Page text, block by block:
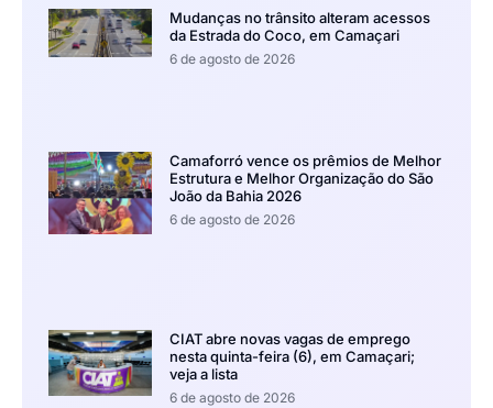
Mudanças no trânsito alteram acessos
da Estrada do Coco, em Camaçari
6 de agosto de 2026
Camaforró vence os prêmios de Melhor
Estrutura e Melhor Organização do São
João da Bahia 2026
6 de agosto de 2026
CIAT abre novas vagas de emprego
nesta quinta-feira (6), em Camaçari;
veja a lista
6 de agosto de 2026